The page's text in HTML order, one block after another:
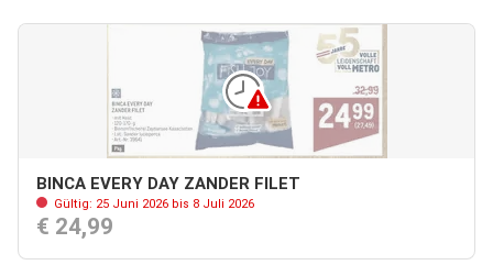
BINCA EVERY DAY ZANDER FILET
Gültig: 25 Juni 2026 bis 8 Juli 2026
€ 24,99